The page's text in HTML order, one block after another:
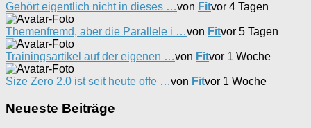
Gehört eigentlich nicht in dieses …von Fitvor 4 Tagen
Themenfremd, aber die Parallele i …von Fitvor 5 Tagen
Trainingsartikel auf der eigenen …von Fitvor 1 Woche
Size Zero 2.0 ist seit heute offe …von Fitvor 1 Woche
Neueste Beiträge